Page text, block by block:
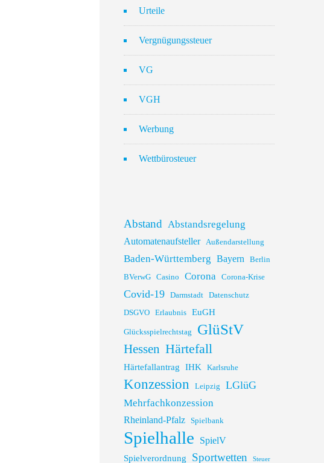
Urteile
Vergnügungssteuer
VG
VGH
Werbung
Wettbürosteuer
Abstand Abstandsregelung
Automatenaufsteller Außendarstellung
Baden-Württemberg Bayern Berlin
BVerwG Casino Corona Corona-Krise
Covid-19 Darmstadt Datenschutz
DSGVO Erlaubnis EuGH
Glücksspielrechtstag GlüStV
Hessen Härtefall
Härtefallantrag IHK Karlsruhe
Konzession Leipzig LGlüG
Mehrfachkonzession
Rheinland-Pfalz Spielbank
Spielhalle SpielV
Spielverordnung Sportwetten Steuer